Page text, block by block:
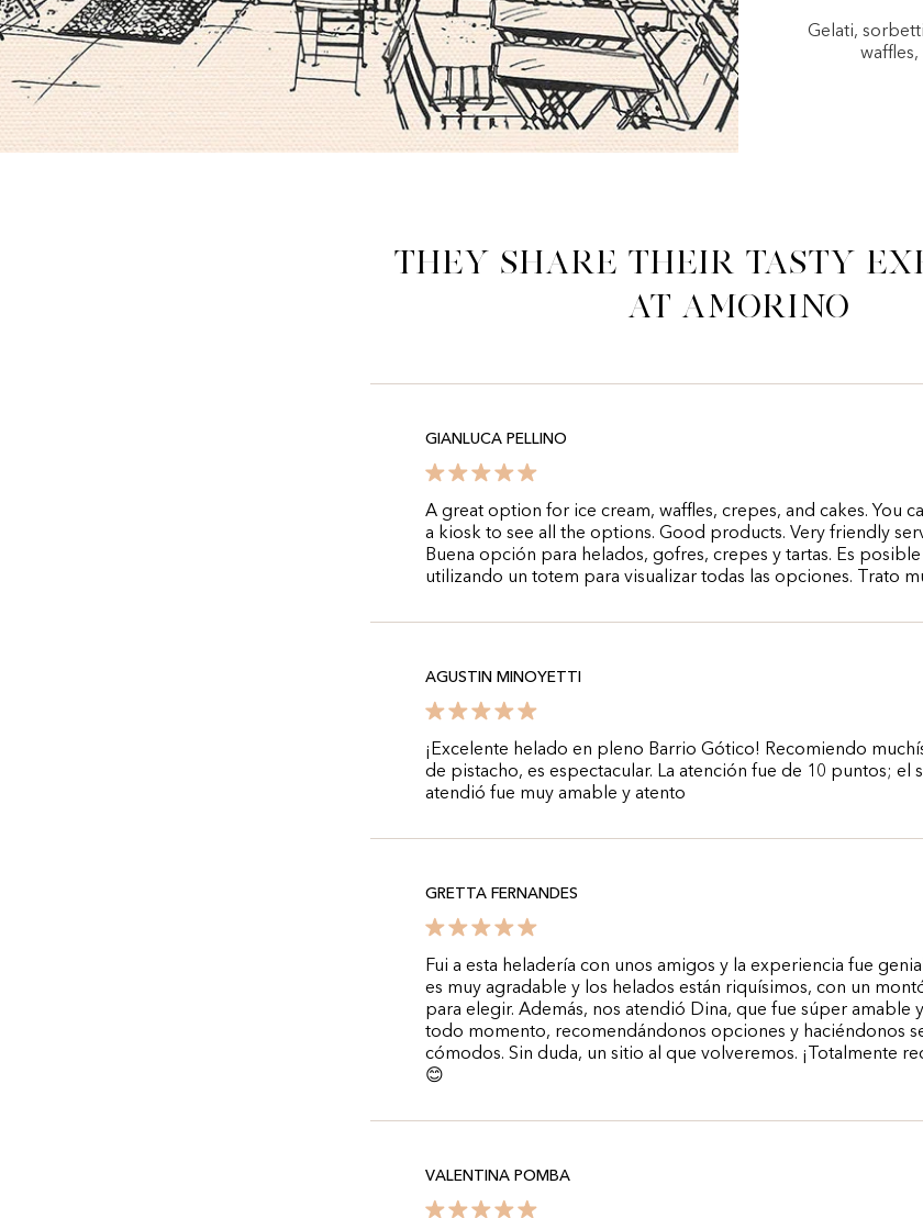
Gelati,
They share their tasty
at Amorino
GIANLUCA PELLINO
A great option for ice cream, waffles, crepes, and cakes. You
a kiosk to see all the options. Good products. Very friendly
Buena opción para helados, gofres, crepes y tartas. Es
utilizando un totem para visualizar todas las opciones. Trato
AGUSTIN MINOYETTI
¡Excelente helado en pleno Barrio Gótico! Recomiendo
de pistacho, es espectacular. La atención fue de 10 puntos; el
atendió fue muy amable y atento
GRETTA FERNANDES
Fui a esta heladería con unos amigos y la experiencia fue
es muy agradable y los helados están riquísimos, con un
para elegir. Además, nos atendió Dina, que fue súper amable
todo momento, recomendándonos opciones y haciéndonos
cómodos. Sin duda, un sitio al que volveremos. ¡Totalmente
😊
VALENTINA POMBA